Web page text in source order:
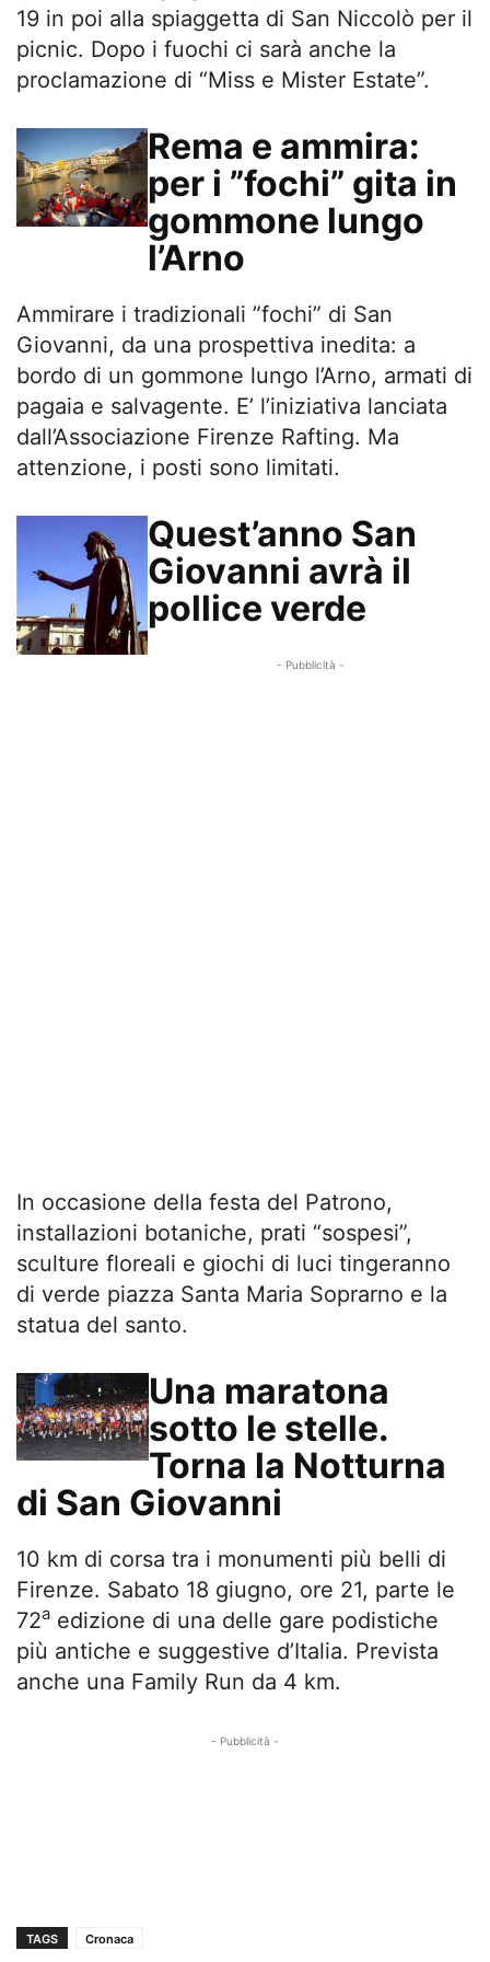
19 in poi alla spiaggetta di San Niccolò per il
picnic. Dopo i fuochi ci sarà anche la
proclamazione di “Miss e Mister Estate”.
Rema e ammira:
per i ”fochi” gita in
gommone lungo
l’Arno
Ammirare i tradizionali ”fochi” di San
Giovanni, da una prospettiva inedita: a
bordo di un gommone lungo l’Arno, armati di
pagaia e salvagente. E’ l’iniziativa lanciata
dall’Associazione Firenze Rafting. Ma
attenzione, i posti sono limitati.
Quest’anno San
Giovanni avrà il
pollice verde
- Pubblicità -
In occasione della festa del Patrono,
installazioni botaniche, prati “sospesi”,
sculture floreali e giochi di luci tingeranno
di verde piazza Santa Maria Soprarno e la
statua del santo.
Una maratona
sotto le stelle.
Torna la Notturna
di San Giovanni
10 km di corsa tra i monumenti più belli di
Firenze. Sabato 18 giugno, ore 21, parte le
72a edizione di una delle gare podistiche
più antiche e suggestive d’Italia. Prevista
anche una Family Run da 4 km.
- Pubblicità -
TAGS Cronaca